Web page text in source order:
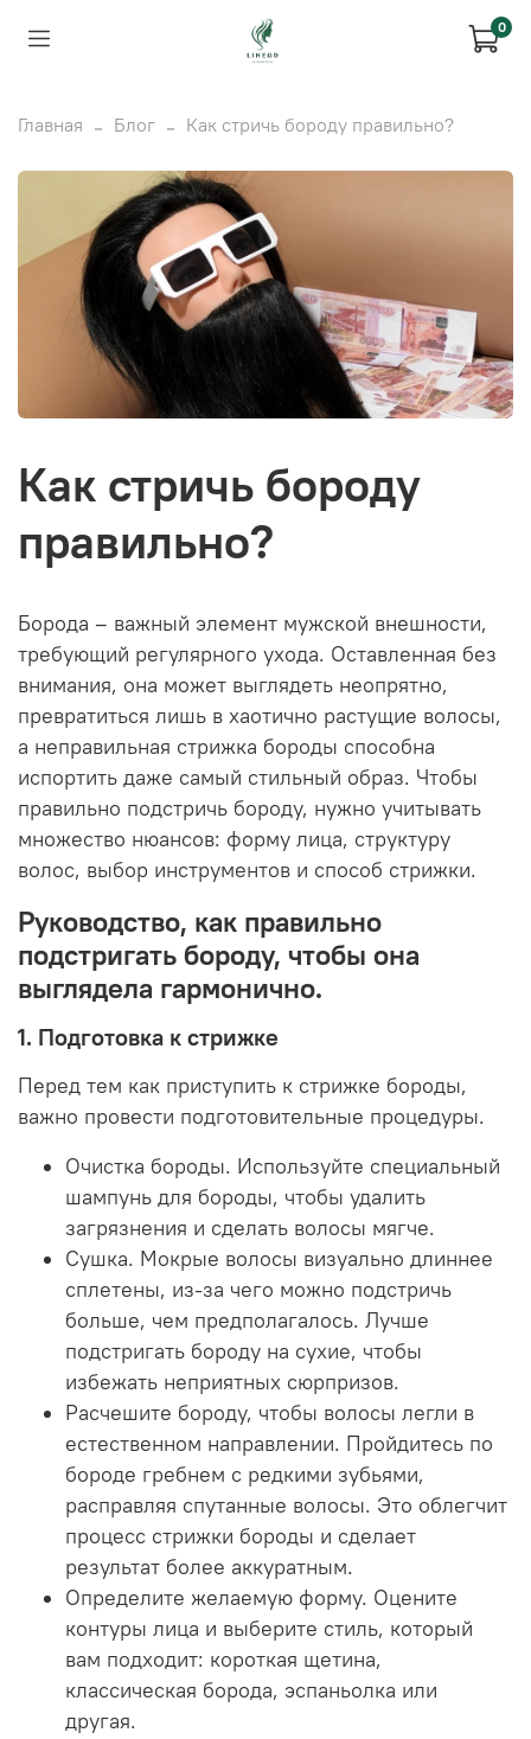
0
Главная Блог Как стричь бороду правильно?
Как стричь бороду
правильно?
Борода – важный элемент мужской внешности,
требующий регулярного ухода. Оставленная без
внимания, она может выглядеть неопрятно,
превратиться лишь в хаотично растущие волосы,
а неправильная стрижка бороды способна
испортить даже самый стильный образ. Чтобы
правильно подстричь бороду, нужно учитывать
множество нюансов: форму лица, структуру
волос, выбор инструментов и способ стрижки.
Руководство, как правильно
подстригать бороду, чтобы она
выглядела гармонично.
1. Подготовка к стрижке
Перед тем как приступить к стрижке бороды,
важно провести подготовительные процедуры.
Очистка бороды. Используйте специальный
шампунь для бороды, чтобы удалить
загрязнения и сделать волосы мягче.
Сушка. Мокрые волосы визуально длиннее
сплетены, из-за чего можно подстричь
больше, чем предполагалось. Лучше
подстригать бороду на сухие, чтобы
избежать неприятных сюрпризов.
Расчешите бороду, чтобы волосы легли в
естественном направлении. Пройдитесь по
бороде гребнем с редкими зубьями,
расправляя спутанные волосы. Это облегчит
процесс стрижки бороды и сделает
результат более аккуратным.
Определите желаемую форму. Оцените
контуры лица и выберите стиль, который
вам подходит: короткая щетина,
классическая борода, эспаньолка или
другая.